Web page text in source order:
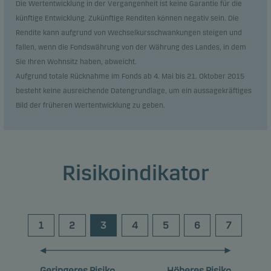
Die Wertentwicklung in der Vergangenheit ist keine Garantie für die
künftige Entwicklung. Zukünftige Renditen können negativ sein. Die
Rendite kann aufgrund von Wechselkursschwankungen steigen und
fallen, wenn die Fondswährung von der Währung des Landes, in dem
Sie Ihren Wohnsitz haben, abweicht.
Aufgrund totale Rücknahme im Fonds ab 4. Mai bis 21. Oktober 2015
besteht keine ausreichende Datengrundlage, um ein aussagekräftiges
Bild der früheren Wertentwicklung zu geben.
Risikoindikator
1 2 3 4 5 6 7